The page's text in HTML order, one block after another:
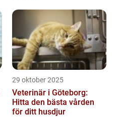
29 oktober 2025
Veterinär i Göteborg:
Hitta den bästa vården
för ditt husdjur